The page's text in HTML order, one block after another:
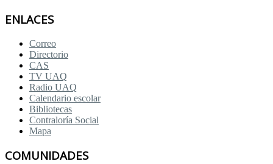
ENLACES
Correo
Directorio
CAS
TV UAQ
Radio UAQ
Calendario escolar
Bibliotecas
Contraloría Social
Mapa
COMUNIDADES